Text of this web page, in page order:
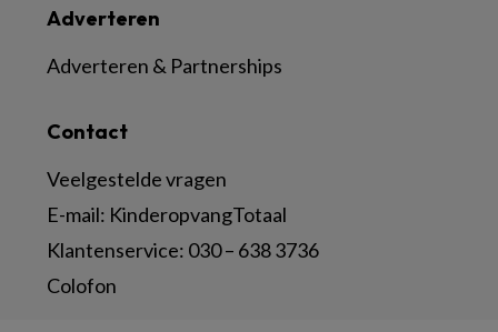
Contact
Veelgestelde vragen
E-mail: KinderopvangTotaal
Klantenservice: 030 – 638 3736
Colofon
Adverteren
Adverteren & Partnerships